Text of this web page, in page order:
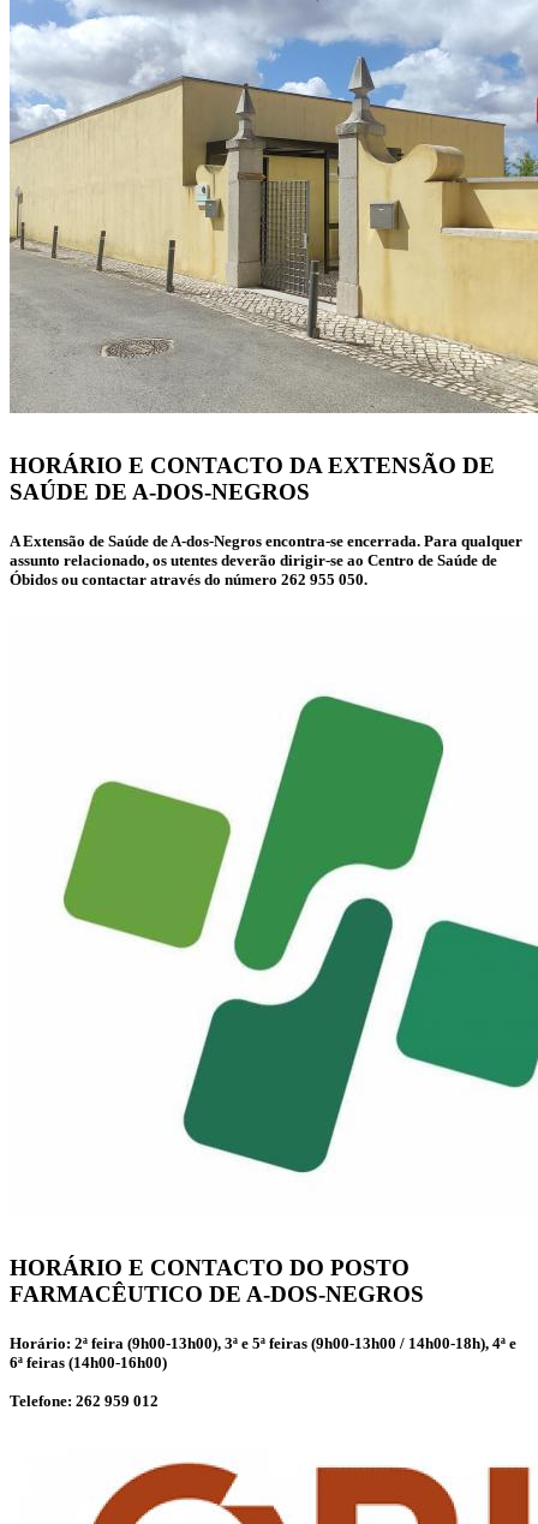
HORÁRIO E CONTACTO DA EXTENSÃO DE
SAÚDE DE A-DOS-NEGROS
A Extensão de Saúde de A-dos-Negros encontra-se encerrada. Para qualquer
assunto relacionado, os utentes deverão dirigir-se ao Centro de Saúde de
Óbidos ou contactar através do número 262 955 050.
HORÁRIO E CONTACTO DO POSTO
FARMACÊUTICO DE A-DOS-NEGROS
Horário: 2ª feira (9h00-13h00), 3ª e 5ª feiras (9h00-13h00 / 14h00-18h), 4ª e
6ª feiras (14h00-16h00)
Telefone: 262 959 012